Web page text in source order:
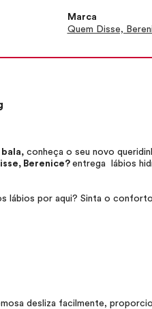
Marca
Quem Disse,
bala, conheça o seu novo
Berenice? entrega lábios
lábios por aqui? Sinta o
desliza facilmente,